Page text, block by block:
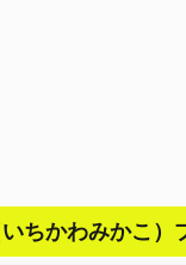
ちかわみかこ）